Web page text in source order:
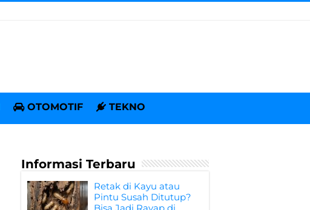
OTOMOTIF TEKNO
Informasi Terbaru
Retak di Kayu atau
Pintu Susah Ditutup?